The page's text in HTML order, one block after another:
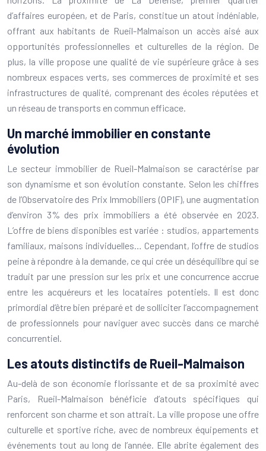
d’affaires européen, et de Paris, constitue un atout indéniable,
offrant aux habitants de Rueil-Malmaison un accès aisé aux
opportunités professionnelles et culturelles de la région. De
plus, la ville propose une qualité de vie supérieure grâce à ses
nombreux espaces verts, ses commerces de proximité et ses
infrastructures de qualité, comprenant des écoles réputées et
un réseau de transports en commun efficace.
Un marché immobilier en constante
évolution
Le secteur immobilier de Rueil-Malmaison se caractérise par
son dynamisme et son évolution constante. Selon les chiffres
de l’Observatoire des Prix Immobiliers (OPIF), une augmentation
d’environ 3% des prix immobiliers a été observée en 2023.
L’offre de biens disponibles est variée : studios, appartements
familiaux, maisons individuelles… Cependant, l’offre de studios
peine à répondre à la demande, ce qui crée un déséquilibre qui se
traduit par une pression sur les prix et une concurrence accrue
entre les acquéreurs et les locataires potentiels. Il est donc
primordial d’être bien préparé et de solliciter l’accompagnement
de professionnels pour naviguer avec succès dans ce marché
concurrentiel.
Les atouts distinctifs de Rueil-Malmaison
Au-delà de son économie florissante et de sa proximité avec
Paris, Rueil-Malmaison bénéficie d’atouts spécifiques qui
renforcent son charme et son attrait. La ville propose une offre
culturelle et sportive riche, avec de nombreux équipements et
événements tout au long de l’année. Elle abrite également des